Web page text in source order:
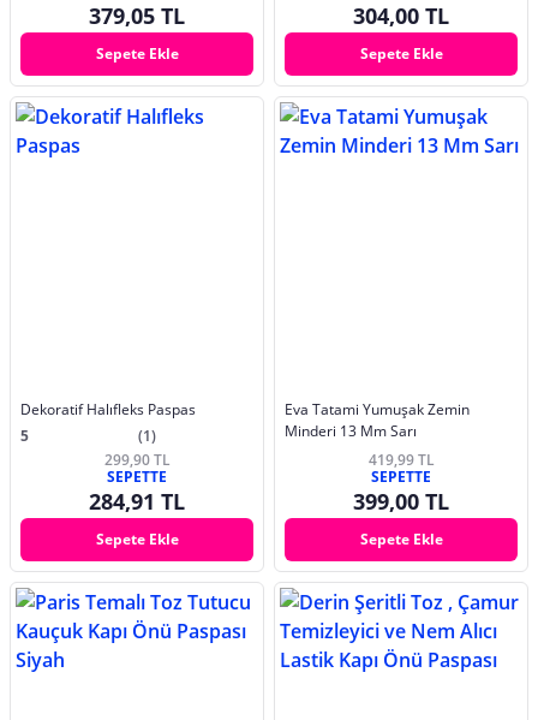
379,05 TL
Sepete Ekle
304,00 TL
Sepete Ekle
Dekoratif Halıfleks Paspas
5
(1)
299,90 TL
SEPETTE
284,91 TL
Sepete Ekle
Eva Tatami Yumuşak Zemin
Minderi 13 Mm Sarı
419,99 TL
SEPETTE
399,00 TL
Sepete Ekle